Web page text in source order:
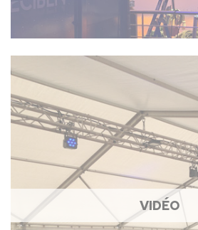
VIDÉO